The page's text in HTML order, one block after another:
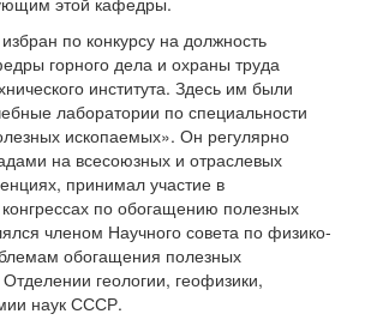
по конкурсу на должность
горного дела и охраны труда
института. Здесь им были
лаборатории по специальности
ископаемых». Он регулярно
на всесоюзных и отраслевых
принимал участие в
по обогащению полезных
членом Научного совета по физико-
обогащения полезных
геологии, геофизики,
наук СССР.